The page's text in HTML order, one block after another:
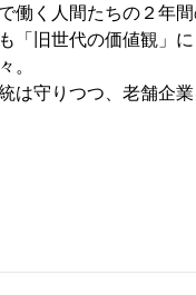
働く人間たちの２年間
「旧世代の価値観」
。
は守りつつ、老舗企